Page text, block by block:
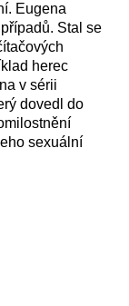
Eugena
Stal se
herec
v sérii
dovedl do
sexuální